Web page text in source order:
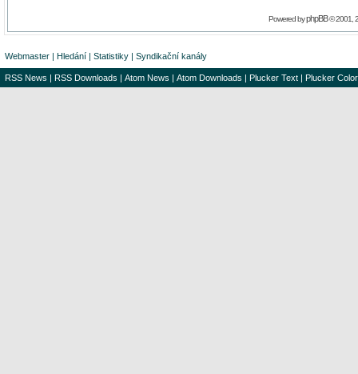
Powered byphpBB© 2001,
Webmaster | Hledání | Statistiky | Syndikační kanály
RSS News | RSS Downloads | Atom News | Atom Downloads | Plucker Text | Plucker Color